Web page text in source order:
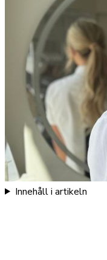
Innehåll i artikeln